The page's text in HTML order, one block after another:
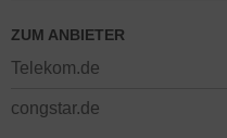
ZUM ANBIETER
Telekom.de
congstar.de